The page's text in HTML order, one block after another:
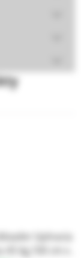
Upínacia
cm x 18